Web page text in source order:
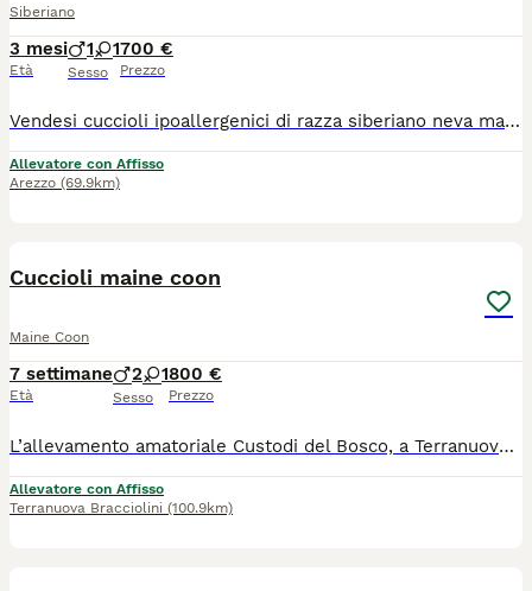
Siberiano
3 mesi
Età
1 1
Sesso
700 €
Prezzo
Vendesi cuccioli ipoallergenici di razza siberiano neva masquerade. Completi di pedigree e vaccinazioni. Maggiori informazioni in privato o contattate il numero 3339493378
Allevatore con Affisso
Arezzo (69.9km)
Cuccioli maine coon
Maine Coon
7 settimane
Età
2 1
Sesso
800 €
Prezzo
L’allevamento amatoriale Custodi del Bosco, a Terranuova Bracciolini (AR), ha ancora disponibili 3 splendidi cuccioli pronti a raggiungere le loro nuove famiglie da settembre: 2 cuccioli rossi 1 femmina tricolore con una particolare macchia sul viso Cresciuti in ambiente familiare, con amore e attenzioni, per sviluppare un carattere socievole, equilibrato e affettuoso. Cosa include la cessione del cucciolo: Pedigree AFEF Microchip già inserito e registrazione all'anagrafe felina Ciclo di vaccinazioni e sverminazioni effettuati. Libretto sanitario Test genetici dei genitori Ci troviamo a Terranuova Bracciolini (AR), in Toscana. Se vuoi venire a conoscerli o desideri ricevere maggiori informazioni, foto e video dei singoli cuccioli, non esitare a contattarci! Saremo felici di trovare la famiglia perfetta per ognuno dei nostri "Custodi del Bosco".
Allevatore con Affisso
Terranuova Bracciolini (100.9km)